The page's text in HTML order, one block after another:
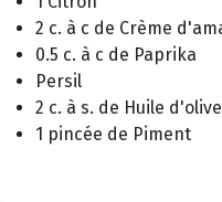
2 c. à c de Crème
0.5 c. à c de Paprika
Persil
2 c. à s. de Huile d'olive
1 pincée de Piment